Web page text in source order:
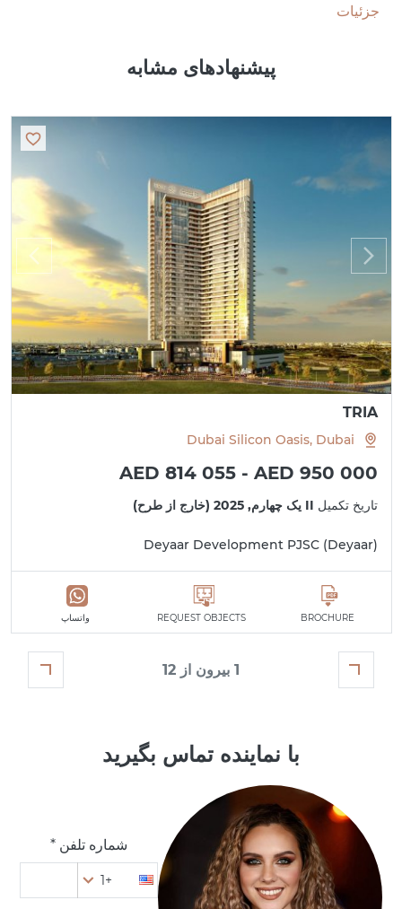
جزئیات
پیشنهادهای مشابه
TRIA
Dubai Silicon Oasis, Dubai
AED 814 055 - AED 950 000
تاریخ تکمیل II یک چهارم, 2025 (خارج از طرح)
Deyaar Development PJSC (Deyaar)
BROCHURE
REQUEST OBJECTS واتساپ
1 بیرون از 12
با نماینده تماس بگیرید
شماره تلفن *
+1